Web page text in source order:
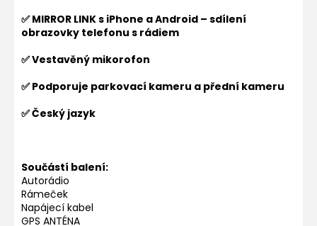
✅ MIRROR LINK s iPhone a Android – sdílení
obrazovky telefonu s rádiem
✅ Vestavěný mikorofon
✅ Podporuje parkovací kameru a přední kameru
✅ Český jazyk
Součástí balení:
Autorádio
Rámeček
Napájecí kabel
GPS ANTÉNA